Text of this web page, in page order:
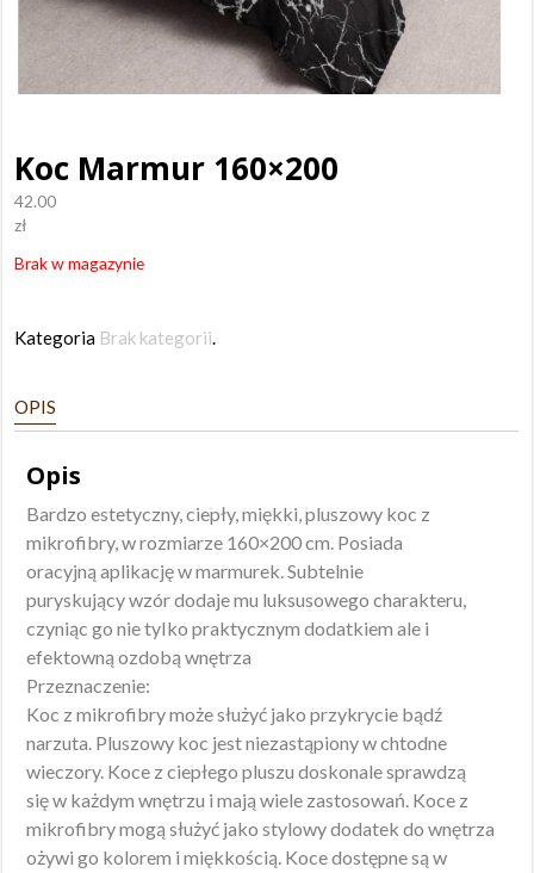
Koc Marmur 160×200
42.00
zł
Brak w magazynie
Kategoria Brak kategorii.
OPIS
Opis
Bardzo estetyczny, ciepły, miękki, pluszowy koc z
mikrofibry, w rozmiarze 160×200 cm. Posiada
oracyjną aplikację w marmurek. Subtelnie
puryskujący wzór dodaje mu luksusowego charakteru,
czyniąc go nie tyIko praktycznym dodatkiem ale i
efektowną ozdobą wnętrza
Przeznaczenie:
Koc z mikrofibry może służyć jako przykrycie bądź
narzuta. Pluszowy koc jest niezastąpiony w chtodne
wieczory. Koce z ciepłego pluszu doskonale sprawdzą
się w każdym wnętrzu i mają wiele zastosowań. Koce z
mikrofibry mogą służyć jako stylowy dodatek do wnętrza
ożywi go kolorem i miękkością. Koce dostępne są w